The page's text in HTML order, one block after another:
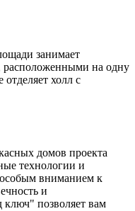
занимает
расположенными на одну
холл с
домов проекта
технологии и
вниманием к
и
ключ" позволяет вам